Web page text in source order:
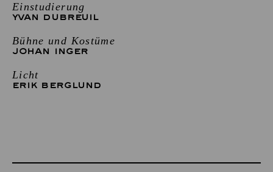
Einstudierung
YVAN DUBREUIL
Bühne und Kostüme
JOHAN INGER
Licht
ERIK BERGLUND